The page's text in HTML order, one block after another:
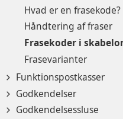
Hvad er en frasekode?
Håndtering af fraser
Frasekoder i
Frasevarianter
Funktionspostkasser
Godkendelser
Godkendelsessluse